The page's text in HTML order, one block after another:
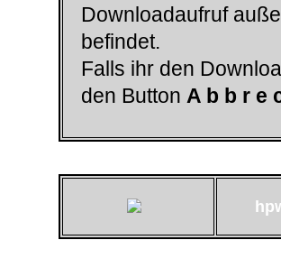
Downloadaufruf
befindet.
Falls ihr den
den Button A b b r e